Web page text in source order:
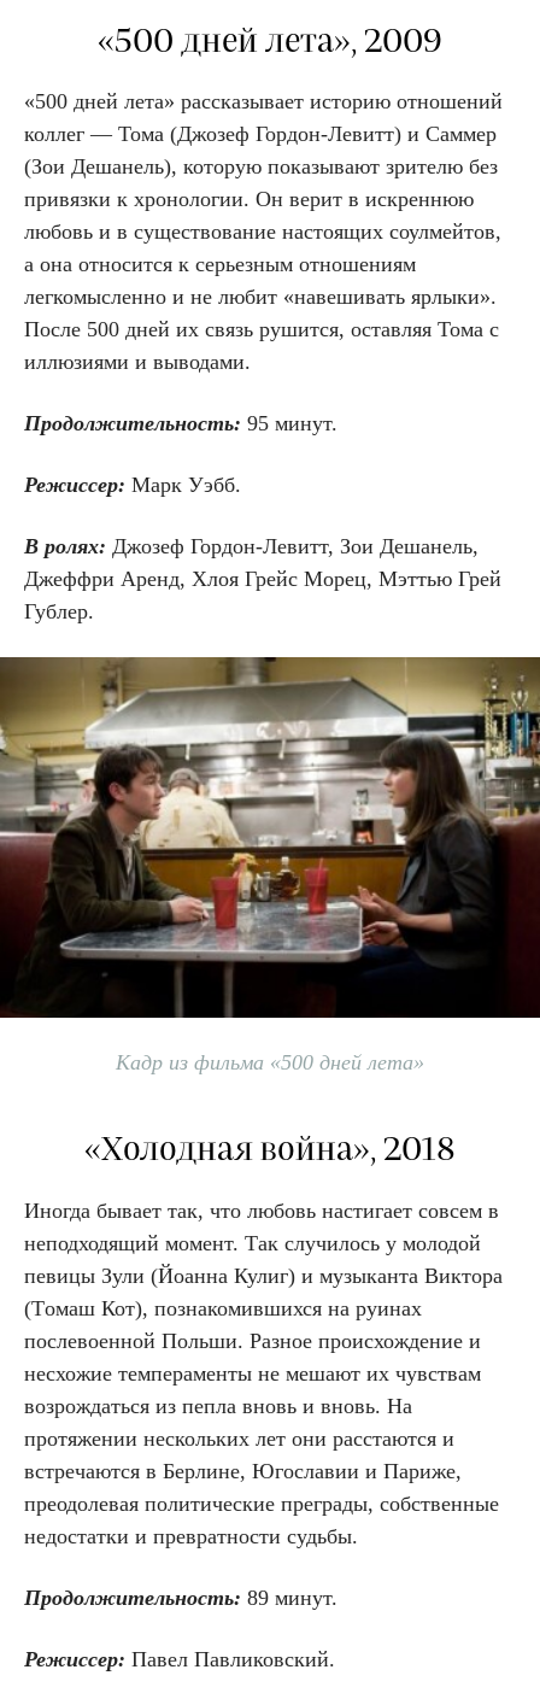
«500 дней лета», 2009
«500 дней лета» рассказывает историю отношений
коллег — Тома (Джозеф Гордон-Левитт) и Саммер
(Зои Дешанель), которую показывают зрителю без
привязки к хронологии. Он верит в искреннюю
любовь и в существование настоящих соулмейтов,
а она относится к серьезным отношениям
легкомысленно и не любит «навешивать ярлыки».
После 500 дней их связь рушится, оставляя Тома с
иллюзиями и выводами.
Продолжительность: 95 минут.
Режиссер: Марк Уэбб.
В ролях: Джозеф Гордон-Левитт, Зои Дешанель,
Джеффри Аренд, Хлоя Грейс Морец, Мэттью Грей
Гублер.
Кадр из фильма «500 дней лета»
«Холодная война», 2018
Иногда бывает так, что любовь настигает совсем в
неподходящий момент. Так случилось у молодой
певицы Зули (Йоанна Кулиг) и музыканта Виктора
(Томаш Кот), познакомившихся на руинах
послевоенной Польши. Разное происхождение и
несхожие темпераменты не мешают их чувствам
возрождаться из пепла вновь и вновь. На
протяжении нескольких лет они расстаются и
встречаются в Берлине, Югославии и Париже,
преодолевая политические преграды, собственные
недостатки и превратности судьбы.
Продолжительность: 89 минут.
Режиссер: Павел Павликовский.